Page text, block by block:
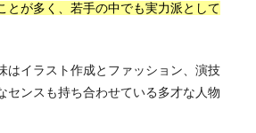
とが多く、若手の中でも実力派として
はイラスト作成とファッション、演技
センスも持ち合わせている多才な人物